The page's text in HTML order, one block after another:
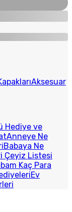
Aksesuar
Hediye ve
Anneye Ne
Babaya Ne
Çeyiz Listesi
Kaç Para
Ev